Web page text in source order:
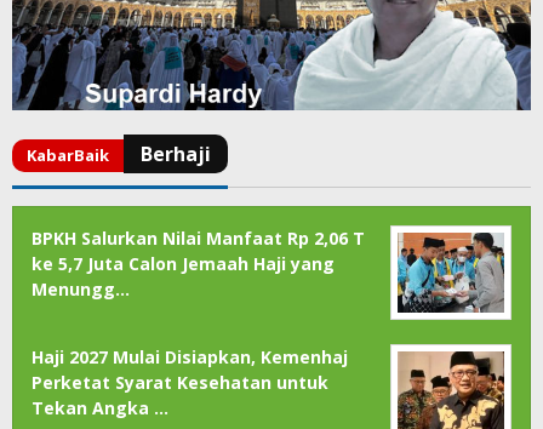
BPKH Salurkan Nilai Manfaat Rp 2,06 T
ke 5,7 Juta Calon Jemaah Haji yang
Menungg…
Haji 2027 Mulai Disiapkan, Kemenhaj
Perketat Syarat Kesehatan untuk
Tekan Angka …